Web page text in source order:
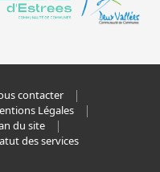
contacter
Légales
du site
des services